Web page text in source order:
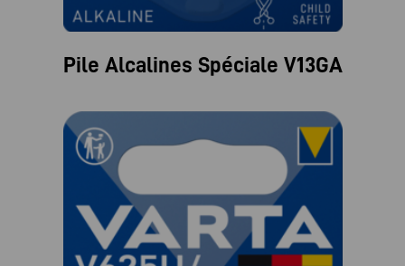
Pile Alcalines Spéciale V13GA